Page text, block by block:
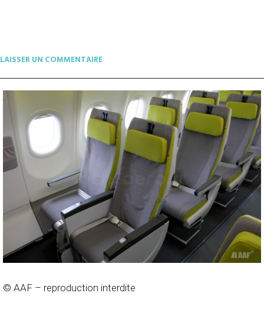
LAISSER UN COMMENTAIRE
© AAF – reproduction interdite